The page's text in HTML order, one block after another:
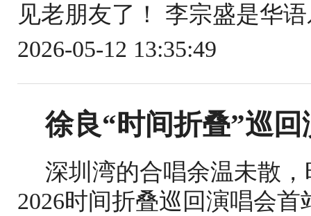
见老朋友了！ 李宗盛是华
2026-05-12 13:35:49
徐良“时间折叠”巡
深圳湾的合唱余温未散
2026时间折叠巡回演唱会